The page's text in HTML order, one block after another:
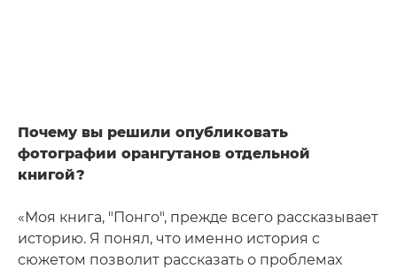
Почему вы решили опубликовать
фотографии орангутанов отдельной
книгой?
«Моя книга, "Понго", прежде всего рассказывает
историю. Я понял, что именно история с
сюжетом позволит рассказать о проблемах